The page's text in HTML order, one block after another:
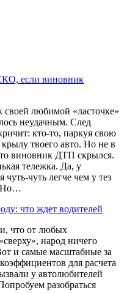
если виновник
любимой «ласточке»
неудачным. След
кто-то, паркуя свою
твоего авто. Но не в
виновник ДТП скрылся.
тележка. Да, у
чуть легче чем у тез
Но…
что ждет водителей
что от любых
народ ничего
и самые масштабные за
для расчета
у автолюбителей
разобраться